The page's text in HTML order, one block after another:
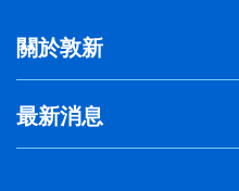
關於敦新
最新消息